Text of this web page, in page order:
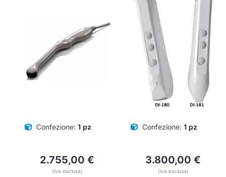
Confezione: 1 pz
2.755,00 €
(iva esclusa)
Confezione: 1 pz
3.800,00 €
(iva esclusa)